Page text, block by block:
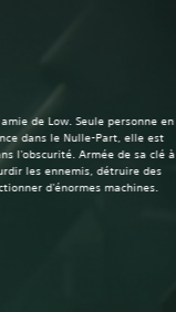
de Low. Seule personne en
dans le Nulle-Part, elle est
l'obscurité. Armée de sa clé à
les ennemis, détruire des
d'énormes machines.